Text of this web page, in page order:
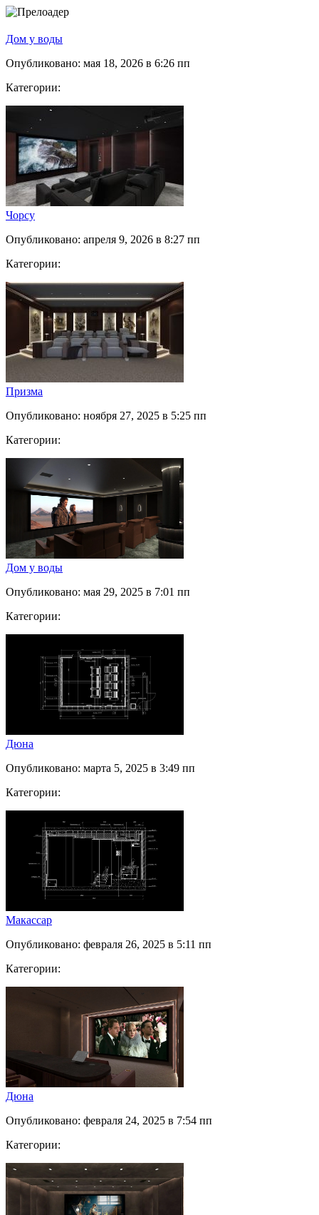
Дом у воды
Опубликовано: мая 18, 2026 в 6:26 пп
Категории:
Чорсу
Опубликовано: апреля 9, 2026 в 8:27 пп
Категории:
Призма
Опубликовано: ноября 27, 2025 в 5:25 пп
Категории:
Дом у воды
Опубликовано: мая 29, 2025 в 7:01 пп
Категории:
Дюна
Опубликовано: марта 5, 2025 в 3:49 пп
Категории:
Макассар
Опубликовано: февраля 26, 2025 в 5:11 пп
Категории:
Дюна
Опубликовано: февраля 24, 2025 в 7:54 пп
Категории: